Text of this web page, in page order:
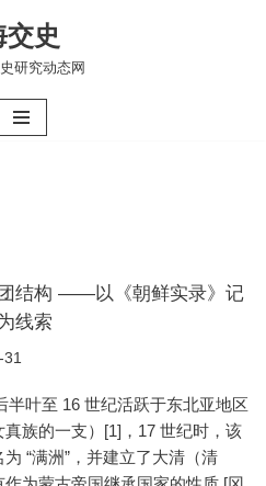
交史
研究动态网
结构 ——以《朝鲜实录》记
线索
31
叶至 16 世纪活跃于东北亚地区
族的一支）[1]，17 世纪时，该
“满洲”，并建立了大清（清